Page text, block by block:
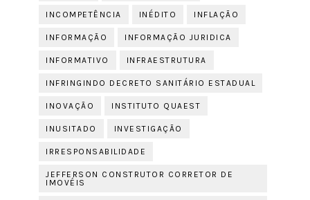
INCOMPETÊNCIA INÉDITO INFLAÇÃO
INFORMAÇÃO INFORMAÇÃO JURIDICA
INFORMATIVO INFRAESTRUTURA
INFRINGINDO DECRETO SANITÁRIO ESTADUAL
INOVAÇÃO INSTITUTO QUAEST
INUSITADO INVESTIGAÇÃO
IRRESPONSABILIDADE
JEFFERSON CONSTRUTOR CORRETOR DE
IMOVÉIS